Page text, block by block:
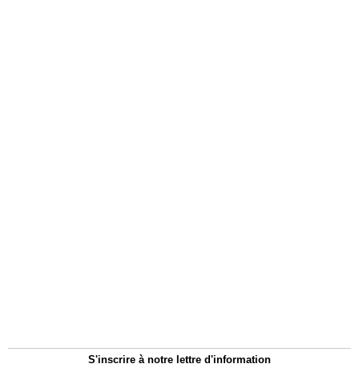
S'inscrire à notre lettre d'information